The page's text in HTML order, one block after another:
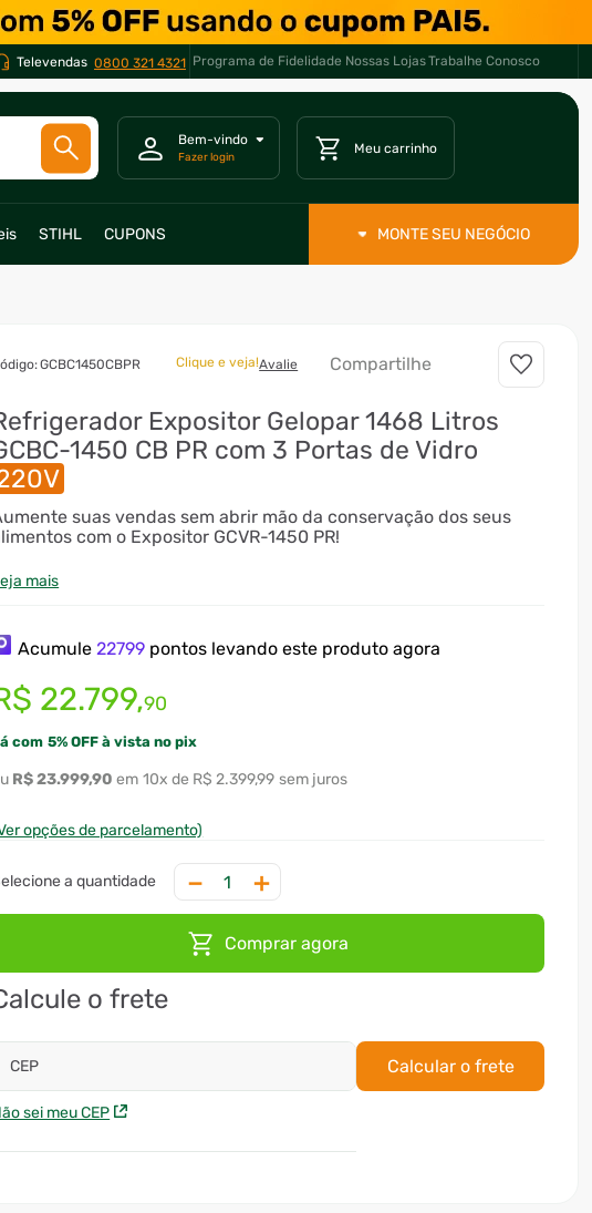
Televendas 0800 321 4321 Programa de Fidelidade Nossas LojasTrabalhe Conosco
STIHL CUPONS MONTE SEU NEGÓCIO
:GCBC1450CBPR Clique e veja!Avalie Compartilhe
Expositor Gelopar 1468 Litros
1450 CB PR com 3 Portas de Vidro
suas vendas sem abrir mão da conservação dos seus
com o Expositor GCVR-1450 PR!
mais
Acumule22799 pontos levando este produto agora
22.799,90
com 5% OFF à vista no pix
R$23.999,90 10x R$ 2.399,99 sem juros
opções de parcelamento)
＋
－
Comprar agora
o frete
CEP
sei meu CEP
Calcular o frete